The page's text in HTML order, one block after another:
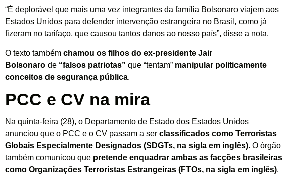
“É deplorável que mais uma vez integrantes da família Bolsonaro viajem aos
Estados Unidos para defender intervenção estrangeira no Brasil, como já
fizeram no tarifaço, que causou tantos danos ao nosso país”, disse a nota.
O texto também chamou os filhos do ex-presidente Jair
Bolsonaro de “falsos patriotas” que “tentam” manipular politicamente
conceitos de segurança pública.
PCC e CV na mira
Na quinta-feira (28), o Departamento de Estado dos Estados Unidos
anunciou que o PCC e o CV passam a ser classificados como Terroristas
Globais Especialmente Designados (SDGTs, na sigla em inglês). O órgão
também comunicou que pretende enquadrar ambas as facções brasileiras
como Organizações Terroristas Estrangeiras (FTOs, na sigla em inglês).